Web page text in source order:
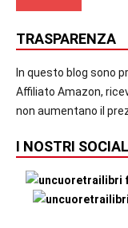
TRASPARENZA
In questo blog sono
Affiliato Amazon,
non aumentano il
I NOSTRI SOCIAL